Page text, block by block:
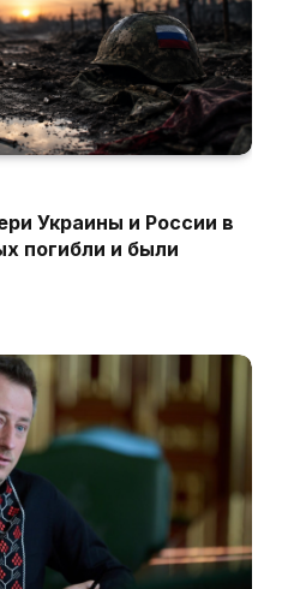
Украины и России в
погибли и были